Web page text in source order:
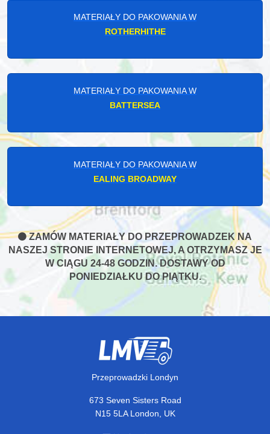
MATERIAŁY DO PAKOWANIA W
ROTHERHITHE
MATERIAŁY DO PAKOWANIA W
BATTERSEA
MATERIAŁY DO PAKOWANIA W
EALING BROADWAY
ZAMÓW MATERIAŁY DO PRZEPROWADZEK NA
NASZEJ STRONIE INTERNETOWEJ, A OTRZYMASZ JE
W CIĄGU 24-48 GODZIN. DOSTAWY OD
PONIEDZIAŁKU DO PIĄTKU.
Przeprowadzki Londyn
673 Seven Sisters Road
N15 5LA London, UK